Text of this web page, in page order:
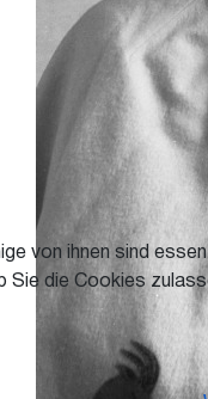
von ihnen sind
die Cookies